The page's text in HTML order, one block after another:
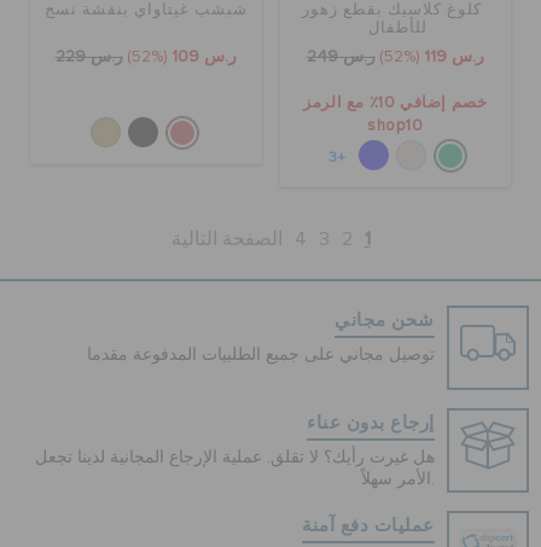
كلوغ كلاسيك بقطع زهور
للأطفال
ر.س 119 (52%) ر.س 249
خصم إضافي 10٪ مع الرمز
shop10
+3
شبشب غيتاواي بنقشة نسج
ر.س 109 (52%) ر.س 229
1
2
3
4 الصفحة التالية
شحن مجاني
توصيل مجاني على جميع الطلبيات المدفوعة مقدما
إرجاع بدون عناء
هل غيرت رأيك؟ لا تقلق. عملية الإرجاع المجانية لدينا تجعل
عمليات دفع آمنة